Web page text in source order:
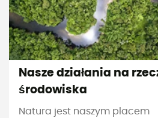
Nasze działania na
środowiska
Natura jest naszym placem